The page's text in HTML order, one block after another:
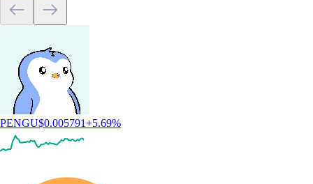
PENGU$0.005791+5.69%